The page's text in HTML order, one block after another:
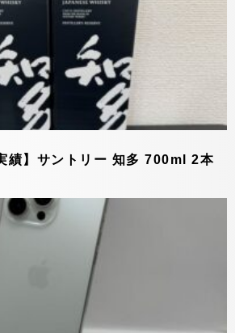
績】サントリー 知多 700ml 2本